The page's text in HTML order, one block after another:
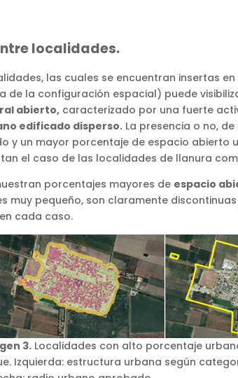
localidades.
las cuales se encuentran insertas
la configuración espacial) puede
abierto, caracterizado por una fuerte
edificado disperso. La presencia o no,
y un mayor porcentaje de espacio abierto
el caso de las localidades de llanura
porcentajes mayores de espacio
pequeño, son claramente
cada caso.
3. Localidades con alto porcentaje
Izquierda: estructura urbana según